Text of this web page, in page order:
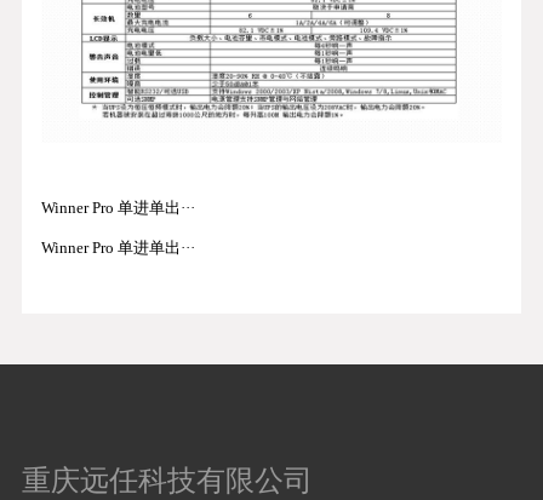
Winner Pro 单进单出···
Winner Pro 单进单出···
重庆远任科技有限公司